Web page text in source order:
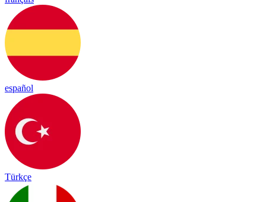
español
Türkçe